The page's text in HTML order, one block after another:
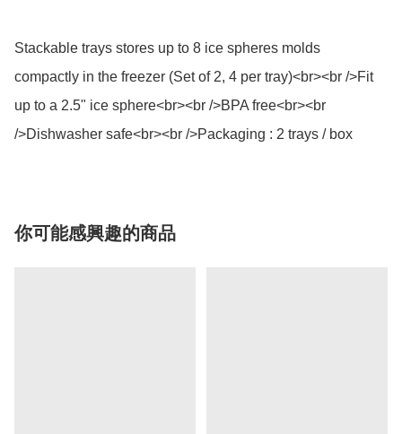
Stackable trays stores up to 8 ice spheres molds
compactly in the freezer (Set of 2, 4 per tray)<br><br />Fit
up to a 2.5" ice sphere<br><br />BPA free<br><br
/>Dishwasher safe<br><br />Packaging : 2 trays / box
你可能感興趣的商品